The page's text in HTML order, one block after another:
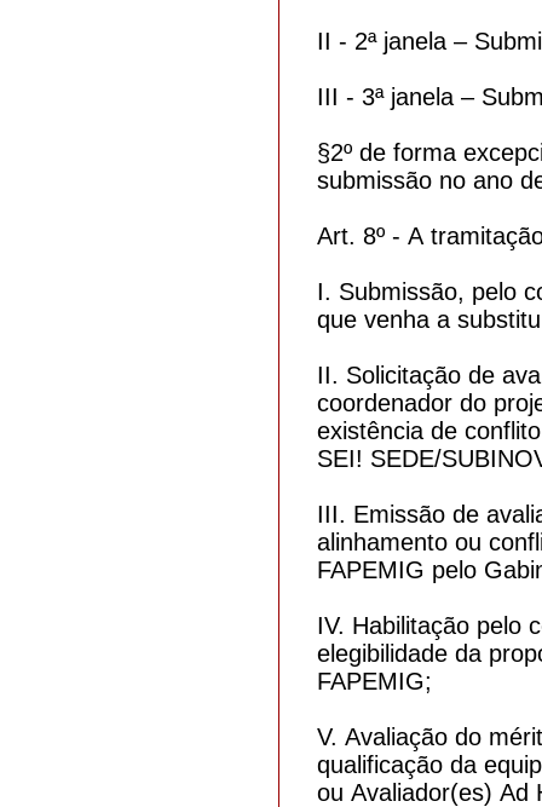
II - 2ª janela –
III - 3ª janela –
§2º de forma
submissão no ano
Art. 8º - A
I. Submissão, pelo
que venha a
II. Solicitação de
coordenador do
existência de
SEI! SEDE/
III. Emissão de
alinhamento ou
FAPEMIG pelo
IV. Habilitação pelo
elegibilidade da
FAPEMIG;
V. Avaliação do
qualificação da
ou Avaliador(es) Ad